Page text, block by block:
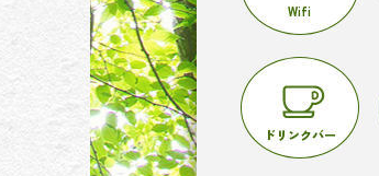
Wifi
ドリンクバー